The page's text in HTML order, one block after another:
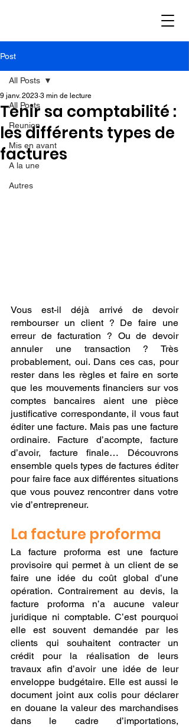
Post
All Posts
Reunion
Mis en avant
A la une
Autres
All Posts
Tenir sa comptabilité :
les différents types de
factures
9 janv. 2023 3 min de lecture
Vous est-il déjà arrivé de devoir
rembourser un client ? De faire une
erreur de facturation ? Ou de devoir
annuler une transaction ? Très
probablement, oui. Dans ces cas, pour
rester dans les règles et faire en sorte
que les mouvements financiers sur vos
comptes bancaires aient une pièce
justificative correspondante, il vous faut
éditer une facture. Mais pas une facture
ordinaire. Facture d’acompte, facture
d’avoir, facture finale… Découvrons
ensemble quels types de factures éditer
pour faire face aux différentes situations
que vous pouvez rencontrer dans votre
vie d’entrepreneur.
La facture proforma
La facture proforma est une facture
provisoire qui permet à un client de se
faire une idée du coût global d’une
opération. Contrairement au devis, la
facture proforma n’a aucune valeur
juridique ni comptable. C’est pourquoi
elle est souvent demandée par les
clients qui souhaitent contracter un
crédit pour la réalisation de leurs
travaux afin d’avoir une idée de leur
enveloppe budgétaire. Elle est aussi le
document joint aux colis pour déclarer
en douane la valeur des marchandises
dans le cadre d’importations,